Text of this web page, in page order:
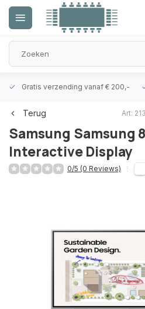
Gratis verzending vanaf € 200,-
Terug Art:
Samsung Samsung
Interactive Display
0/5 (0 Reviews)